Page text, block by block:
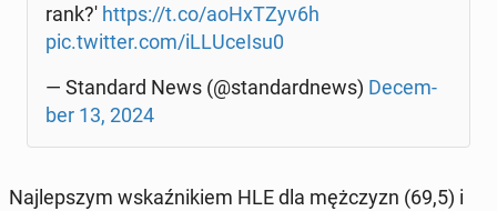
rank?' https://t.co/aoHxT­Zyv6h
pic.twitter.com/iL­LU­ce­Isu0
— Stan­dard News (@stan­dard­news) De­cem­
ber 13, 2024
Naj­lep­szym wskaź­ni­kiem HLE dla męż­czyzn (69,5) i